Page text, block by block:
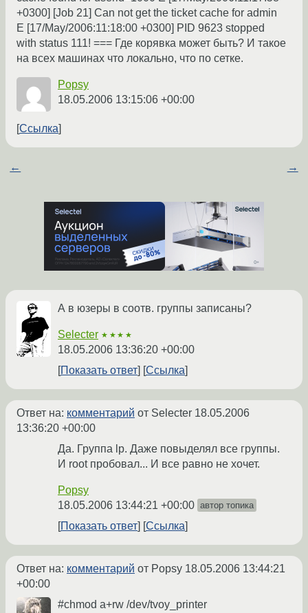
+0300] [Job 21] Can not get the ticket cache for admin
E [17/May/2006:11:18:00 +0300] PID 9623 stopped
with status 111! === Где корявка может быть? И такое
на всех машинах что локально, что по сетке.
Popsy
18.05.2006 13:15:06 +00:00
Ссылка
← →
А в юзеры в соотв. группы записаны?
Selecter ★★★★
18.05.2006 13:36:20 +00:00
Показать ответ
Ссылка
Ответ на: комментарий от Selecter 18.05.2006
13:36:20 +00:00
Да. Группа lp. Даже повыделял все группы.
И root пробовал... И все равно не хочет.
Popsy
18.05.2006 13:44:21 +00:00 автор топика
Показать ответ Ссылка
Ответ на: комментарий от Popsy 18.05.2006 13:44:21
+00:00
#chmod a+rw /dev/tvoy_printer